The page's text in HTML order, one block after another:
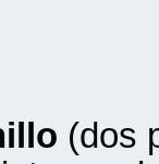
(dos